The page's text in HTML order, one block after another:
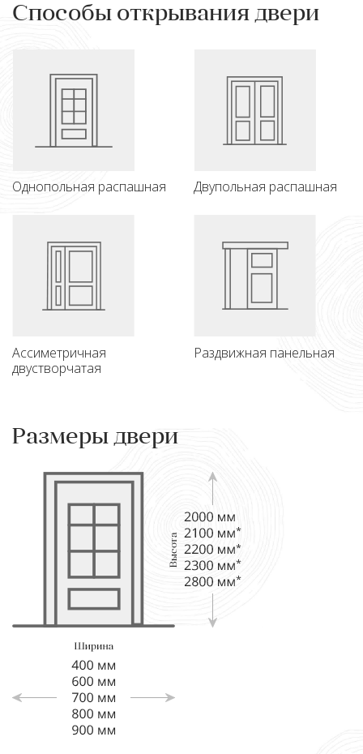
Способы открывания двери
Однопольная распашная Двупольная распашная
Ассиметричная
двустворчатая
Раздвижная панельная
Размеры двери